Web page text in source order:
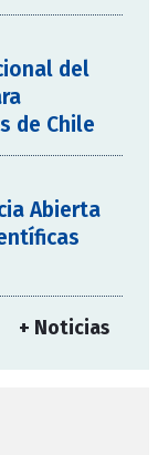
del
de Chile
Abierta
+ Noticias